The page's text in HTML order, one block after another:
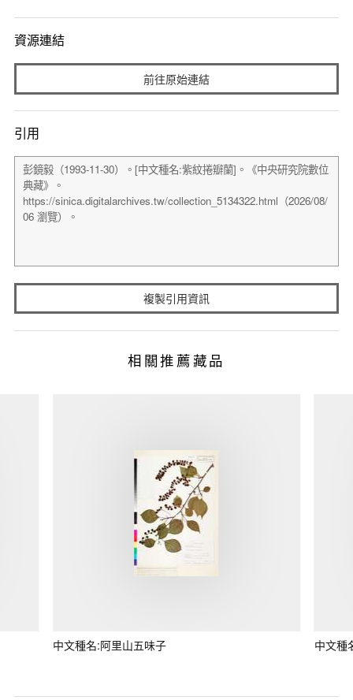
資源連結
前往原始連結
引用
複製引用資訊
相關推薦藏品
中文種名:阿里山五味子 中文種